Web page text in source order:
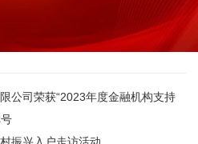
公司荣获“2023年度金融机构支持